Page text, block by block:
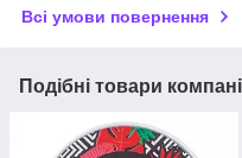
Всі умови повернення
Подібні товари